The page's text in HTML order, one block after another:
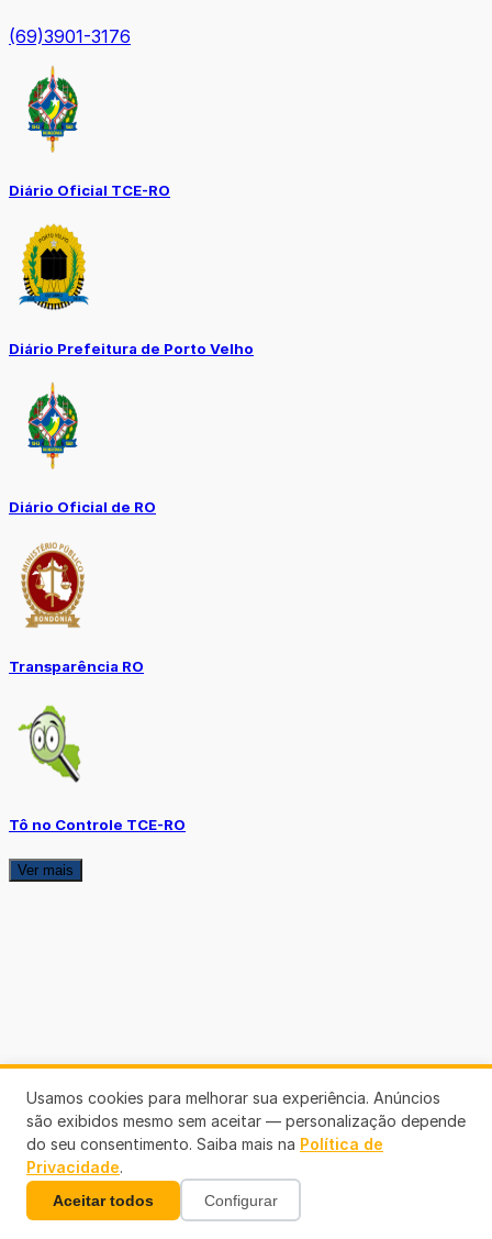
(69)3901-3176
Diário Oficial TCE-RO
Diário Prefeitura de Porto Velho
Diário Oficial de RO
Transparência RO
Tô no Controle TCE-RO
Ver mais
Usamos cookies para melhorar sua experiência. Anúncios
são exibidos mesmo sem aceitar — personalização depende
do seu consentimento. Saiba mais na Política de
Privacidade.
Aceitar todos Configurar